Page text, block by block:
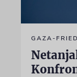
GAZA-